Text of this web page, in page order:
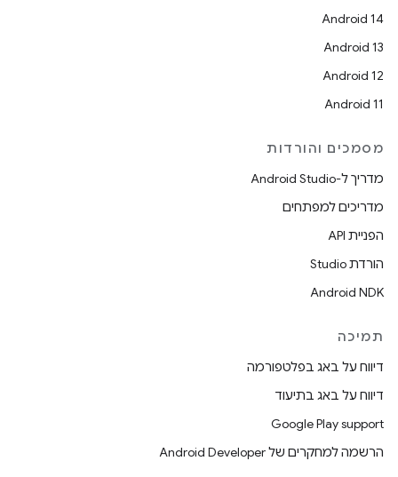
Android 14
Android 13
Android 12
Android 11
מסמכים והורדות
מדריך ל-Android Studio
מדריכים למפתחים
הפניית API
הורדת Studio
Android NDK
תמיכה
דיווח על באג בפלטפורמה
דיווח על באג בתיעוד
Google Play support
הרשמה למחקרים של Android Developer